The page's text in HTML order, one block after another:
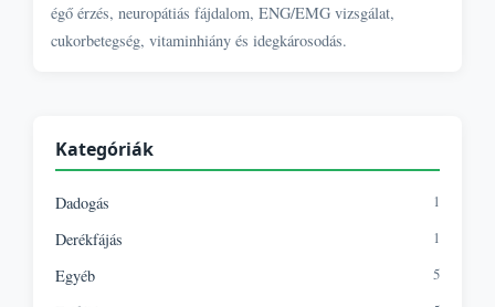
égő érzés, neuropátiás fájdalom, ENG/EMG vizsgálat,
cukorbetegség, vitaminhiány és idegkárosodás.
Kategóriák
Dadogás 1
Derékfájás 1
Egyéb 5